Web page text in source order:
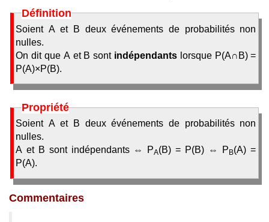
Définition
Soient A et B deux événements de probabilités non
nulles.
On dit que A et B sont indépendants lorsque P(A∩B) =
P(A)×P(B).
Propriété
Soient A et B deux événements de probabilités non
nulles.
A et B sont indépendants ⇔ PA(B) = P(B) ⇔ P B(A) =
P(A).
Commentaires